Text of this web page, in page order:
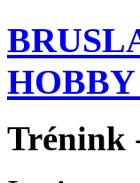
Trénink